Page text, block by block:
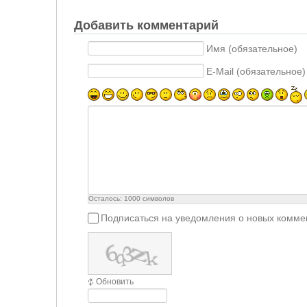
Добавить комментарий
Имя (обязательное)
E-Mail (обязательное)
Осталось: 1000 символов
Подписаться на уведомления о новых
Обновить